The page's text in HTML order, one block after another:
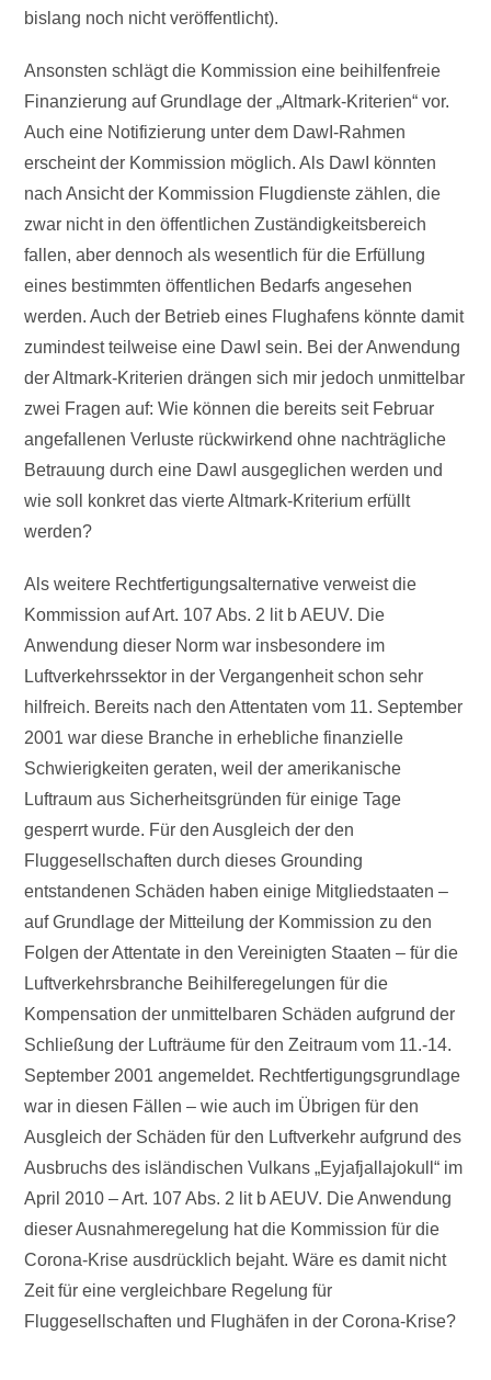
bislang noch nicht veröffentlicht).
Ansonsten schlägt die Kommission eine beihilfenfreie
Finanzierung auf Grundlage der „Altmark-Kriterien“ vor.
Auch eine Notifizierung unter dem DawI-Rahmen
erscheint der Kommission möglich. Als DawI könnten
nach Ansicht der Kommission Flugdienste zählen, die
zwar nicht in den öffentlichen Zuständigkeitsbereich
fallen, aber dennoch als wesentlich für die Erfüllung
eines bestimmten öffentlichen Bedarfs angesehen
werden. Auch der Betrieb eines Flughafens könnte damit
zumindest teilweise eine DawI sein. Bei der Anwendung
der Altmark-Kriterien drängen sich mir jedoch unmittelbar
zwei Fragen auf: Wie können die bereits seit Februar
angefallenen Verluste rückwirkend ohne nachträgliche
Betrauung durch eine DawI ausgeglichen werden und
wie soll konkret das vierte Altmark-Kriterium erfüllt
werden?
Als weitere Rechtfertigungsalternative verweist die
Kommission auf Art. 107 Abs. 2 lit b AEUV. Die
Anwendung dieser Norm war insbesondere im
Luftverkehrssektor in der Vergangenheit schon sehr
hilfreich. Bereits nach den Attentaten vom 11. September
2001 war diese Branche in erhebliche finanzielle
Schwierigkeiten geraten, weil der amerikanische
Luftraum aus Sicherheitsgründen für einige Tage
gesperrt wurde. Für den Ausgleich der den
Fluggesellschaften durch dieses Grounding
entstandenen Schäden haben einige Mitgliedstaaten –
auf Grundlage der Mitteilung der Kommission zu den
Folgen der Attentate in den Vereinigten Staaten – für die
Luftverkehrsbranche Beihilferegelungen für die
Kompensation der unmittelbaren Schäden aufgrund der
Schließung der Lufträume für den Zeitraum vom 11.-14.
September 2001 angemeldet. Rechtfertigungsgrundlage
war in diesen Fällen – wie auch im Übrigen für den
Ausgleich der Schäden für den Luftverkehr aufgrund des
Ausbruchs des isländischen Vulkans „Eyjafjallajokull“ im
April 2010 – Art. 107 Abs. 2 lit b AEUV. Die Anwendung
dieser Ausnahmeregelung hat die Kommission für die
Corona-Krise ausdrücklich bejaht. Wäre es damit nicht
Zeit für eine vergleichbare Regelung für
Fluggesellschaften und Flughäfen in der Corona-Krise?